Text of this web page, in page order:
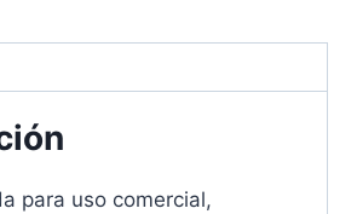
para uso comercial,